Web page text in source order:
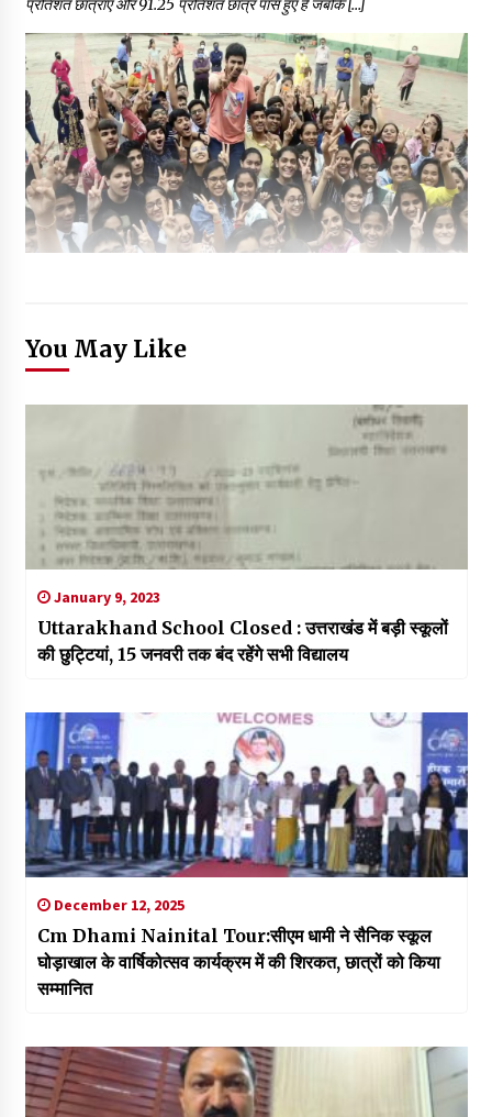
प्रतिशत छात्राएं और 91.25 प्रतिशत छात्र पास हुए है जबकि […]
You May Like
January 9, 2023
Uttarakhand School Closed : उत्तराखंड में बड़ी स्कूलों
की छुट्टियां, 15 जनवरी तक बंद रहेंगे सभी विद्यालय
December 12, 2025
Cm Dhami Nainital Tour:सीएम धामी ने सैनिक स्कूल
घोड़ाखाल के वार्षिकोत्सव कार्यक्रम में की शिरकत, छात्रों को किया
सम्मानित